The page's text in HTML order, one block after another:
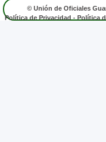
© Unión de Oficiales
Política de Privacidad - Política